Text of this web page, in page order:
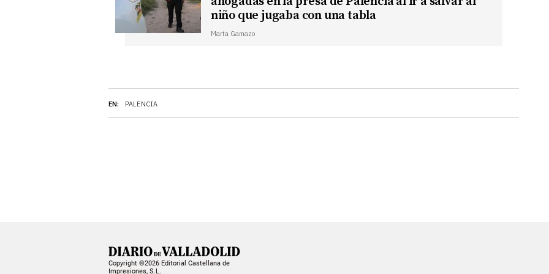
EN: PALENCIA
niño que jugaba con una tabla
Marta Gamazo
Copyright ©2026 Editorial Castellana de
Impresiones, S.L.